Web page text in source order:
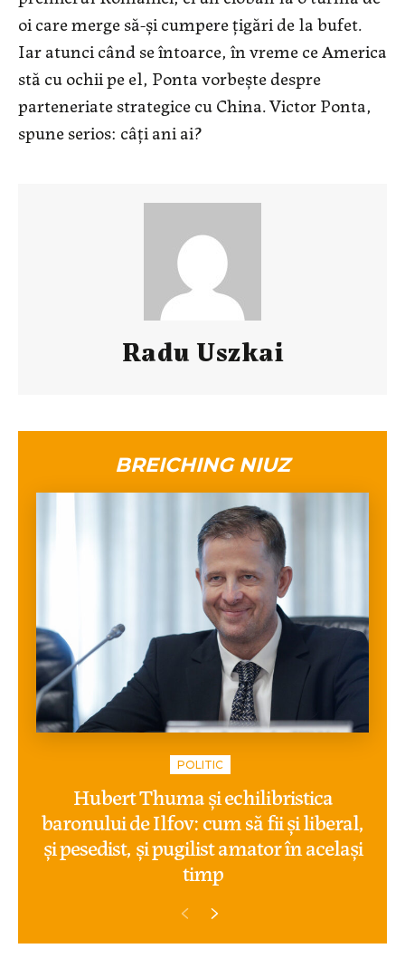
oi care merge să-și cumpere țigări de la bufet.
Iar atunci când se întoarce, în vreme ce America
stă cu ochii pe el, Ponta vorbește despre
parteneriate strategice cu China. Victor Ponta,
spune serios: câți ani ai?
Radu Uszkai
BREICHING NIUZ
POLITIC
Hubert Thuma și echilibristica
baronului de Ilfov: cum să fii și liberal,
și pesedist, și pugilist amator în același
timp